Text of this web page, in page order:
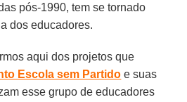
pós-1990, tem se tornado
dos educadores.
aqui dos projetos que
Escola sem Partido e suas
esse grupo de educadores